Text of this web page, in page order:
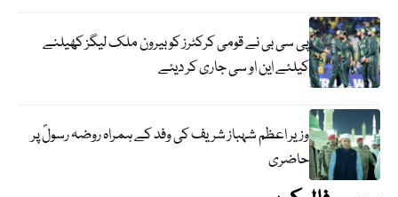
پی سی بی نے قومی کرکٹرز کو بیرون ملک لیگز کھیلنے
کیلئے این او سی جاری کر دیئے
وزیر اعظم شہباز شریف کی وفد کے ہمراہ روضہ رسولؐ پر
حاضری